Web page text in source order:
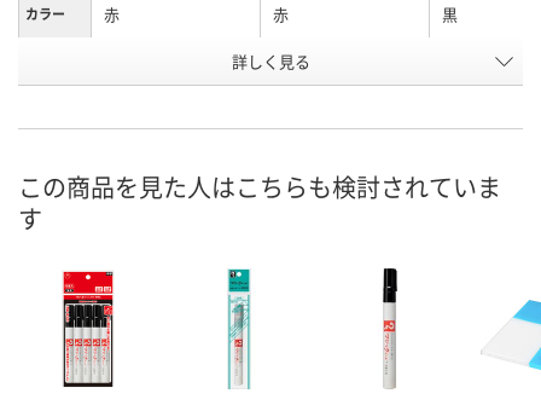
カラー 赤 赤 黒
NJ09043 U220072
8月7日（金）
カゴへ
詳しく見る
この商品を見た人はこちらも検討されていま
す